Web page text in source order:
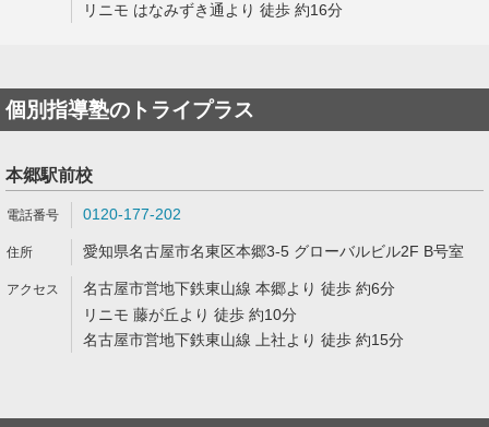
リニモ はなみずき通より 徒歩 約16分
個別指導塾のトライプラス
本郷駅前校
0120-177-202
愛知県名古屋市名東区本郷3-5 グローバルビル2F B号室
名古屋市営地下鉄東山線 本郷より 徒歩 約6分
リニモ 藤が丘より 徒歩 約10分
名古屋市営地下鉄東山線 上社より 徒歩 約15分